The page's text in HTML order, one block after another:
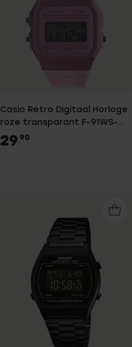
Casio Retro Digitaal Horloge
roze transparant F-91WS-
4EF
29 90